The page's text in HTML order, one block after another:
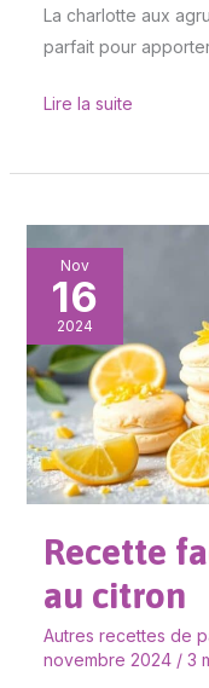
La charlotte aux
parfait pour
Lire la suite
Nov
16
2024
Recette
au citron
Autres recettes de
novembre 2024 / 3
Recette
facile
de
macarons
au
citron